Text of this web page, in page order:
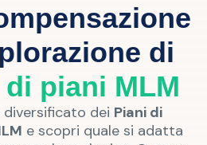
di
di piani MLM
dei Piani di
e scopri quale si adatta